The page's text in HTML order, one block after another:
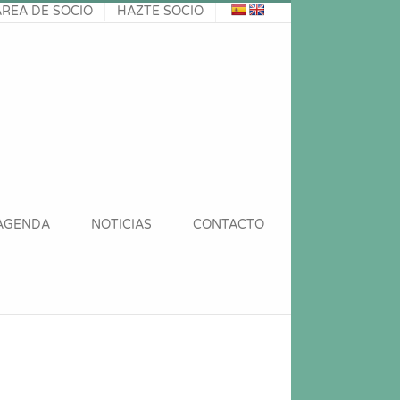
DE SOCIO HAZTE SOCIO
NOTICIAS CONTACTO